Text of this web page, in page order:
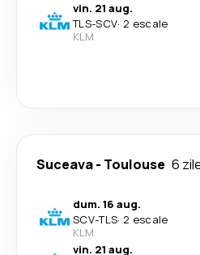
vin. 21 aug.
TLS-SCV· 2 escale
KLM
Suceava- Toulouse 6
dum. 16 aug.
SCV-TLS· 2 escale
KLM
vin. 21 aug.